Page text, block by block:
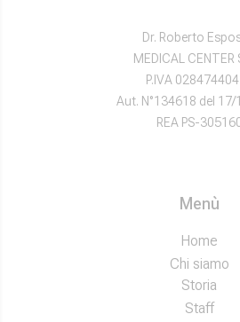
Dr. Roberto
MEDICAL CENTER
P.IVA
Aut. N°134618 del
REA PS-
Menù
Home
Chi siamo
Storia
Staff